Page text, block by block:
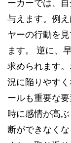
ーカーでは、
与えます。例
ヤーの行動を
ます。 逆に、
求められます
況に陥りやす
ールも重要な
時に感情が高
断ができなく